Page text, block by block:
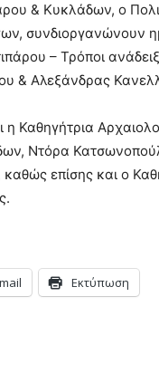
& Κυκλάδων, ο
συνδιοργανώνουν
– Τρόποι
& Αλεξάνδρας
η Καθηγήτρια
Ντόρα
επίσης και ο
Εκτύπωση